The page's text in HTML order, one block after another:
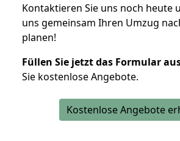
Kontaktieren Sie uns noch heute
uns gemeinsam Ihren Umzug
planen!
Füllen Sie jetzt das Formular
Sie kostenlose Angebote.
Kostenlose Angebote